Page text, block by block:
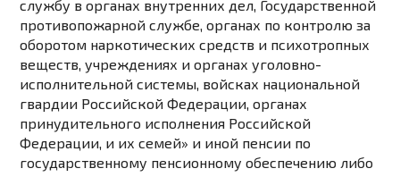
службу в органах внутренних дел, Государственной
противопожарной службе, органах по контролю за
оборотом наркотических средств и психотропных
веществ, учреждениях и органах уголовно-
исполнительной системы, войсках национальной
гвардии Российской Федерации, органах
принудительного исполнения Российской
Федерации, и их семей» и иной пенсии по
государственному пенсионному обеспечению либо